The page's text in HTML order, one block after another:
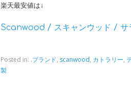
楽天最安値は↓
Scanwood / スキャンウッド / サ
Posted in: .ブランド, scanwood, カトラリー,
製